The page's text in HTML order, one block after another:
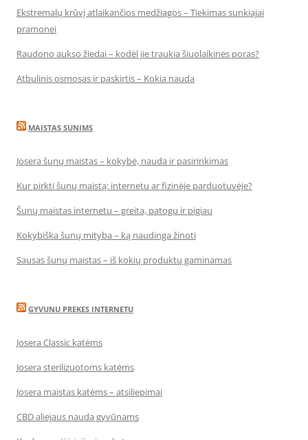
Ekstremalų krūvį atlaikančios medžiagos – Tiekimas sunkiajai
pramonei
Raudono aukso žiedai – kodėl jie traukia šiuolaikines poras?
Atbulinis osmosas ir paskirtis – Kokia nauda
MAISTAS SUNIMS
Josera šunų maistas – kokybė, nauda ir pasirinkimas
Kur pirkti šunų maistą: internetu ar fizinėje parduotuvėje?
Šunų maistas internetu – greita, patogu ir pigiau
Kokybiška šunų mityba – ką naudinga žinoti
Sausas šunų maistas – iš kokių produktų gaminamas
GYVUNU PREKES INTERNETU
Josera Classic katėms
Josera sterilizuotoms katėms
Josera maistas katėms – atsiliepimai
CBD aliejaus nauda gyvūnams